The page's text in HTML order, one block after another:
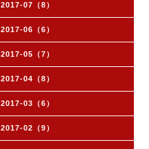
2017-07（8）
2017-06（6）
2017-05（7）
2017-04（8）
2017-03（6）
2017-02（9）